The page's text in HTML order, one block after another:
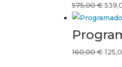
575,00€El
160,00€El